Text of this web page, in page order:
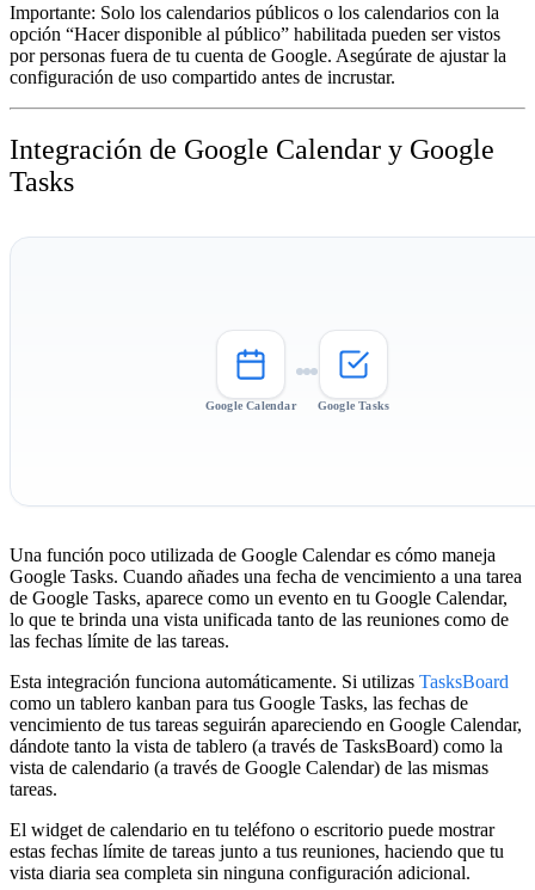
Importante: Solo los calendarios públicos o los calendarios con la
opción “Hacer disponible al público” habilitada pueden ser vistos
por personas fuera de tu cuenta de Google. Asegúrate de ajustar la
configuración de uso compartido antes de incrustar.
Integración de Google Calendar y Google
Tasks
Google Calendar Google Tasks
Una función poco utilizada de Google Calendar es cómo maneja
Google Tasks. Cuando añades una fecha de vencimiento a una tarea
de Google Tasks, aparece como un evento en tu Google Calendar,
lo que te brinda una vista unificada tanto de las reuniones como de
las fechas límite de las tareas.
Esta integración funciona automáticamente. Si utilizas TasksBoard
como un tablero kanban para tus Google Tasks, las fechas de
vencimiento de tus tareas seguirán apareciendo en Google Calendar,
dándote tanto la vista de tablero (a través de TasksBoard) como la
vista de calendario (a través de Google Calendar) de las mismas
tareas.
El widget de calendario en tu teléfono o escritorio puede mostrar
estas fechas límite de tareas junto a tus reuniones, haciendo que tu
vista diaria sea completa sin ninguna configuración adicional.